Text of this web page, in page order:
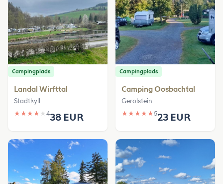
Campingplads
Landal Wirfttal
Stadtkyll
★ ★ ★ ★ ★ 438 EUR
Campingplads
Camping Oosbachtal
Gerolstein
★ ★ ★ ★ ★523 EUR